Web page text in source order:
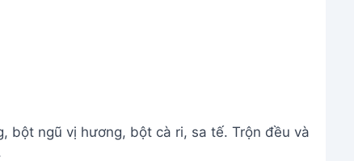
bột ngũ vị hương, bột cà ri, sa tế. Trộn đều và